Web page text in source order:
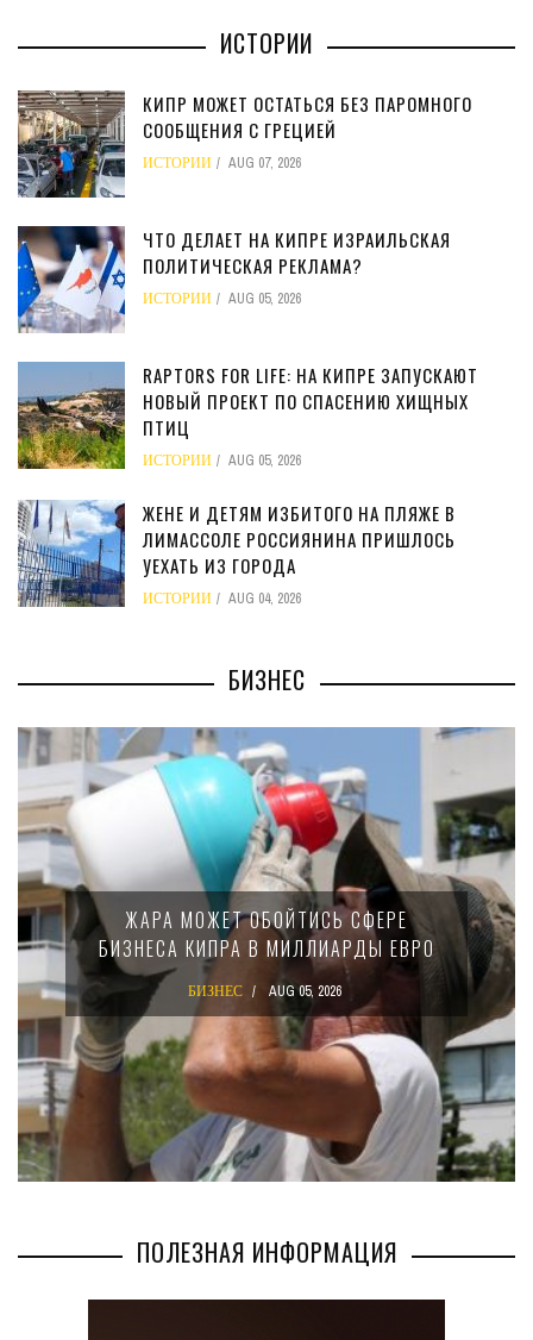
ИСТОРИИ
КИПР МОЖЕТ ОСТАТЬСЯ БЕЗ ПАРОМНОГО
СООБЩЕНИЯ С ГРЕЦИЕЙ
ИСТОРИИ AUG 07, 2026
ЧТО ДЕЛАЕТ НА КИПРЕ ИЗРАИЛЬСКАЯ
ПОЛИТИЧЕСКАЯ РЕКЛАМА?
ИСТОРИИ AUG 05, 2026
RAPTORS FOR LIFE: НА КИПРЕ ЗАПУСКАЮТ
НОВЫЙ ПРОЕКТ ПО СПАСЕНИЮ ХИЩНЫХ
ПТИЦ
ИСТОРИИ AUG 05, 2026
ЖЕНЕ И ДЕТЯМ ИЗБИТОГО НА ПЛЯЖЕ В
ЛИМАССОЛЕ РОССИЯНИНА ПРИШЛОСЬ
УЕХАТЬ ИЗ ГОРОДА
ИСТОРИИ AUG 04, 2026
БИЗНЕС
ЖАРА МОЖЕТ ОБОЙТИСЬ СФЕРЕ
БИЗНЕСА КИПРА В МИЛЛИАРДЫ ЕВРО
БИЗНЕС AUG 05, 2026
ПОЛЕЗНАЯ ИНФОРМАЦИЯ